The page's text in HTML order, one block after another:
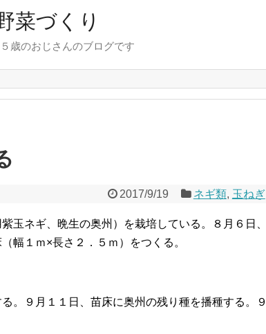
菜づくり
歳のおじさんのブログです
2017/9/19 ネギ類, 玉ねぎ
玉ネギ、晩生の奥州）を栽培している。８月６日、
幅１ｍ×長さ２．５ｍ）をつくる。
。９月１１日、苗床に奥州の残り種を播種する。９